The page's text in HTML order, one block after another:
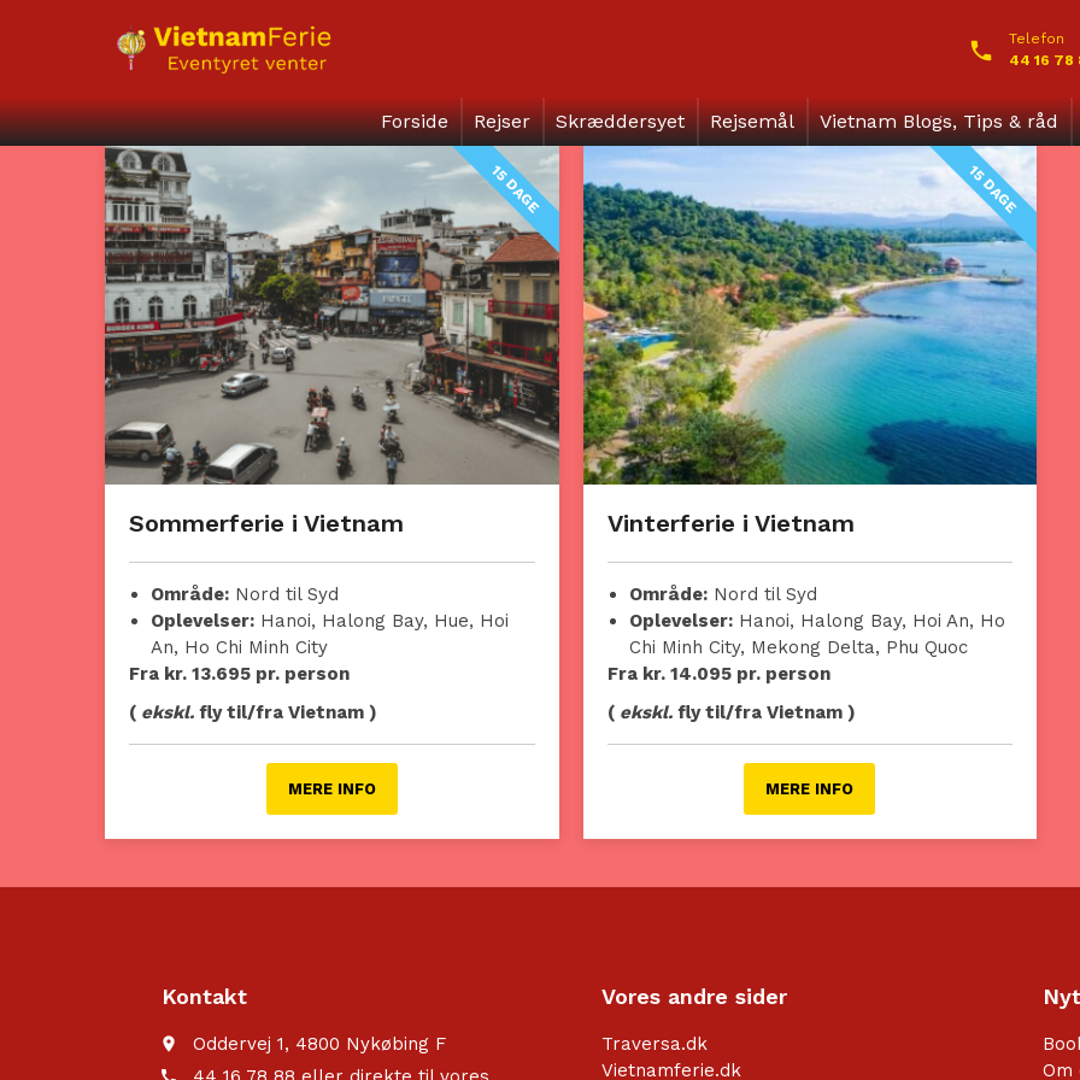
Telefon
44 16 78
Forside Rejser Skræddersyet Rejsemål Vietnam Blogs, Tips & råd
15 DAGE
Sommerferie i Vietnam
Område: Nord til Syd
Oplevelser: Hanoi, Halong Bay, Hue, Hoi
An, Ho Chi Minh City
Fra kr. 13.695 pr. person
( ekskl. fly til/fra Vietnam )
MERE INFO
15 DAGE
Vinterferie i Vietnam
Område:Nord til Syd
Oplevelser:Hanoi, Halong Bay, Hoi An, Ho
Chi Minh City, Mekong Delta, Phu Quoc
Fra kr. 14.095 pr. person
( ekskl.fly til/fra Vietnam )
MERE INFO
Kontakt
place Oddervej 1, 4800 Nykøbing F
Vores andre sider
Traversa.dk
Vietnamferie.dk
Om